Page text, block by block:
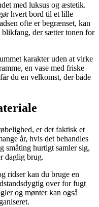
med luksus og æstetik.
hvert bord til et lille
ofte er begrænset, kan
blikfang, der sætter tonen for
karakter uden at virke
en vase med friske
du en velkomst, der både
er det faktisk et
år, hvis det behandles
småting hurtigt samler sig,
daglig brug.
ridser kan du bruge en
over for fugt
og mønter kan også